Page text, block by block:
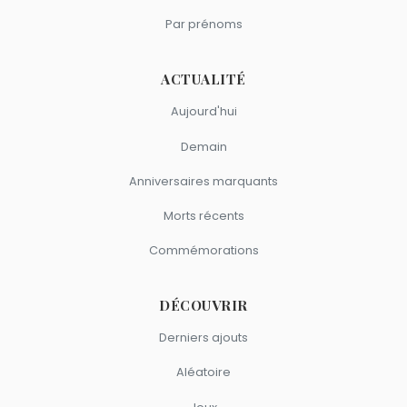
Par prénoms
ACTUALITÉ
Aujourd'hui
Demain
Anniversaires marquants
Morts récents
Commémorations
DÉCOUVRIR
Derniers ajouts
Aléatoire